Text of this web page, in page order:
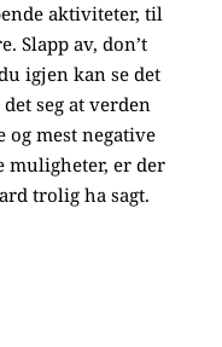
aktiviteter, til
Slapp av, don’t
igjen kan se det
seg at verden
og mest negative
muligheter, er der
trolig ha sagt.